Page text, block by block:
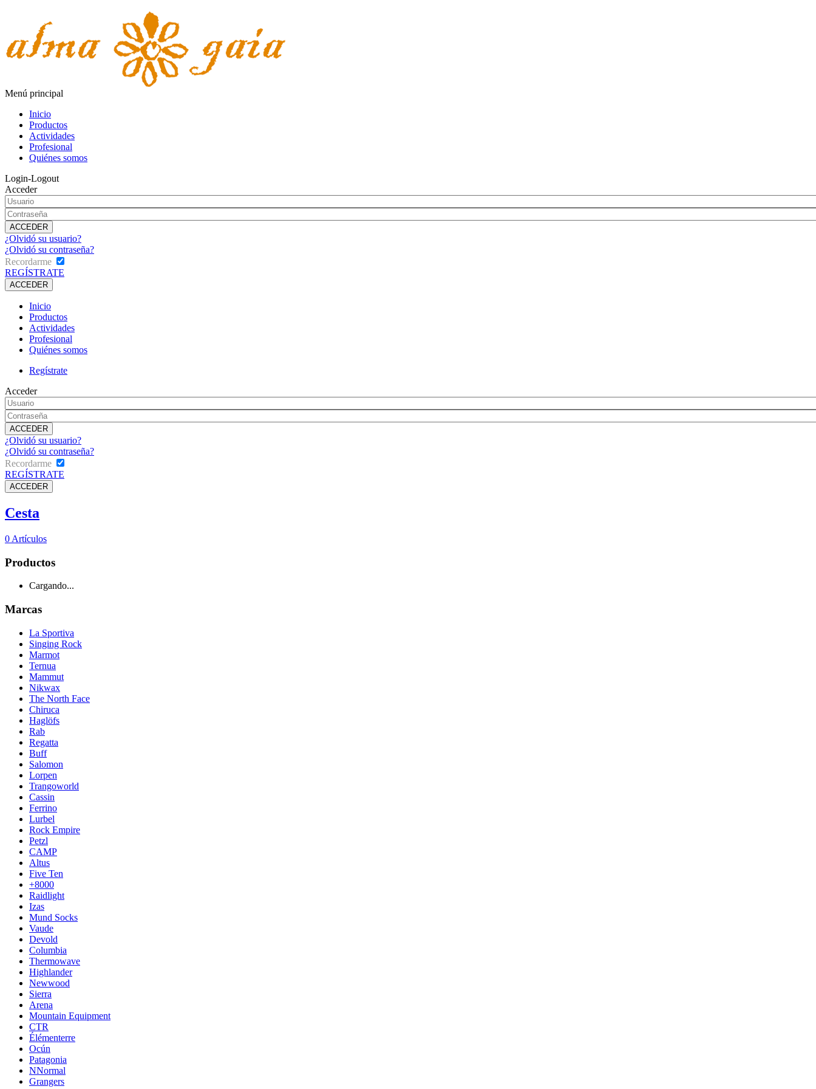
Menú principal
Inicio
Productos
Actividades
Profesional
Quiénes somos
Login-Logout
Acceder
¿Olvidó su usuario?
¿Olvidó su contraseña?
Recordarme
REGÍSTRATE
Inicio
Productos
Actividades
Profesional
Quiénes somos
Regístrate
Acceder
¿Olvidó su usuario?
¿Olvidó su contraseña?
Recordarme
REGÍSTRATE
Cesta
0 Artículos
Productos
Cargando...
Marcas
La Sportiva
Singing Rock
Marmot
Ternua
Mammut
Nikwax
The North Face
Chiruca
Haglöfs
Rab
Regatta
Buff
Salomon
Lorpen
Trangoworld
Cassin
Ferrino
Lurbel
Rock Empire
Petzl
CAMP
Altus
Five Ten
+8000
Raidlight
Izas
Mund Socks
Vaude
Devold
Columbia
Thermowave
Highlander
Newwood
Sierra
Arena
Mountain Equipment
CTR
Élémenterre
Ocún
Patagonia
NNormal
Grangers